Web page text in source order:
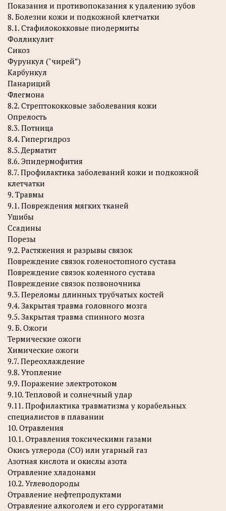
Показания и противопоказания к удалению зубов
8. Болезни кожи и подкожной клетчатки
8.1. Стафилококковые пиодермиты
Фолликулит
Сикоз
Фурункул ("чирей”)
Карбункул
Панариций
Флегмона
8.2. Стрептококковые заболевания кожи
Опрелость
8.3. Потница
8.4. Гипергидроз
8.5. Дерматит
8.6. Эпидермофития
8.7. Профилактика заболеваний кожи и подкожной
клетчатки
9. Травмы
9.1. Повреждения мягких тканей
Ушибы
Ссадины
Порезы
9.2. Растяжения и разрывы связок
Повреждение связок голеностопного сустава
Повреждение связок коленного сустава
Повреждение связок позвоночника
9.3. Переломы длинных трубчатых костей
9.4. Закрытая травма головного мозга
9.5. Закрытая травма спинного мозга
9. Б. Ожоги
Термические ожоги
Химические ожоги
9.7. Переохлаждение
9.8. Утопление
9.9. Поражение электротоком
9.10. Тепловой и солнечный удар
9.11. Профилактика травматизма у корабельных
специалистов в плавании
10. Отравления
10.1. Отравления токсическими газами
Окись углерода (СО) или угарный газ
Азотная кислота и окислы азота
Отравление хладонами
10.2. Углеводороды
Отравление нефтепродуктами
Отравление алкоголем и его суррогатами